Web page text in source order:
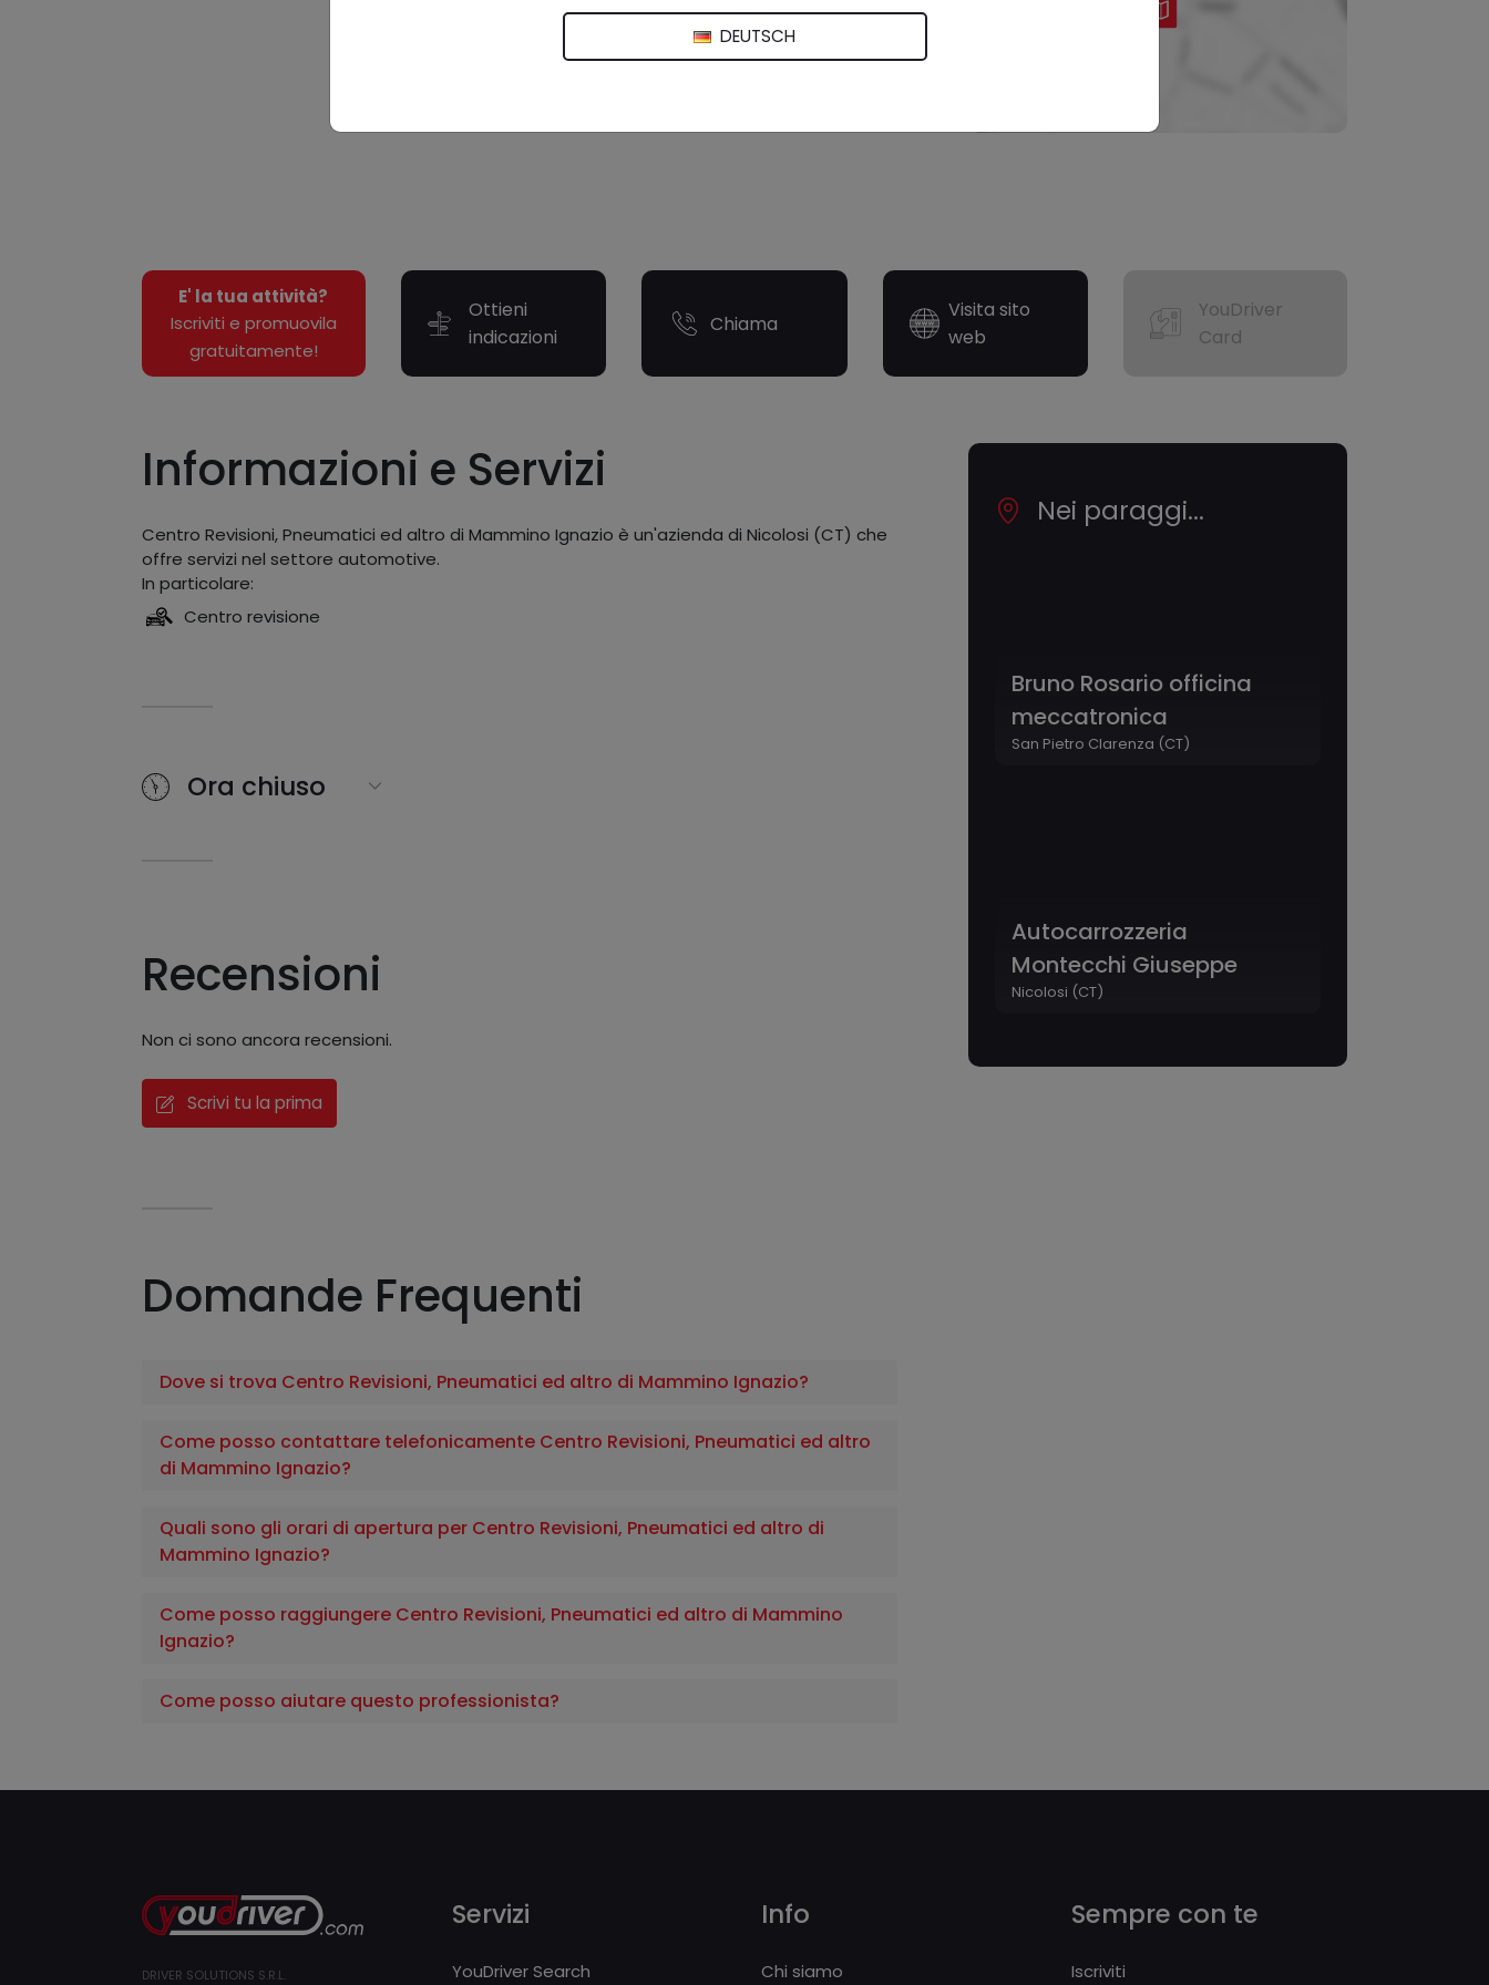
E' la tua attività?
Iscriviti e promuovila
gratuitamente!
Ottieni
indicazioni
Chiama
Visita sito
web
YouDriver
Card
Informazioni e Servizi
Centro Revisioni, Pneumatici ed altro di Mammino Ignazio è un'azienda di Nicolosi (CT) che
offre servizi nel settore automotive.
In particolare:
Centro revisione
Ora chiuso
Recensioni
Non ci sono ancora recensioni.
Scrivi tu la prima
Domande Frequenti
Dove si trova Centro Revisioni, Pneumatici ed altro di Mammino Ignazio?
Come posso contattare telefonicamente Centro Revisioni, Pneumatici ed altro
di Mammino Ignazio?
Quali sono gli orari di apertura per Centro Revisioni, Pneumatici ed altro di
Mammino Ignazio?
Come posso raggiungere Centro Revisioni, Pneumatici ed altro di Mammino
Ignazio?
Come posso aiutare questo professionista?
Nei paraggi...
Bruno Rosario officina
meccatronica
San Pietro Clarenza (CT)
Autocarrozzeria
Montecchi Giuseppe
Nicolosi (CT)
DEUTSCH
DRIVER SOLUTIONS S.R.L.
Servizi
YouDriver Search
Info
Chi siamo
Sempre con te
Iscriviti